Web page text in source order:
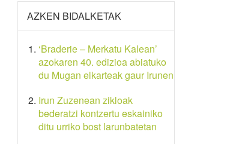
AZKEN BIDALKETAK
‘Braderie – Merkatu Kalean’
azokaren 40. edizioa abiatuko
du Mugan elkarteak gaur Irunen
Irun Zuzenean zikloak
bederatzi kontzertu eskainiko
ditu urriko bost larunbatetan